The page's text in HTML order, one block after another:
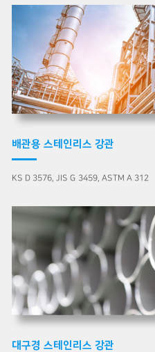
배관용 스테인리스 강관
KS D 3576, JIS G 3459, ASTM A 312
대구경 스테인리스 강관